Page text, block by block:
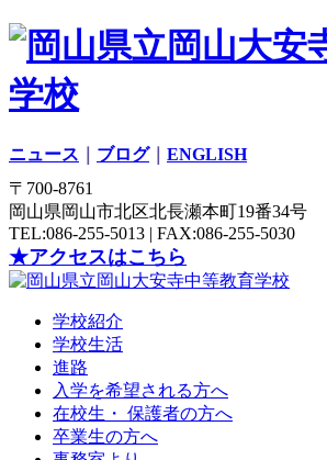
ニュース ブログ｜ ENGLISH
〒700-8761
岡山県岡山市北区北長瀬本町19番34号
TEL:086-255-5013 | FAX:086-255-5030
★アクセスはこちら
学校紹介
学校生活
進路
入学を希望される方へ
在校生・ 保護者の方へ
卒業生の方へ